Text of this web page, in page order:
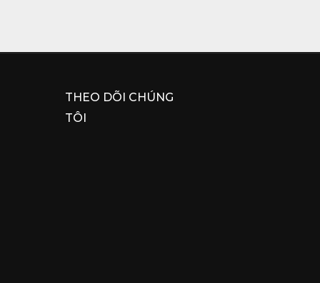
THEO DÕI CHÚNG
TÔI